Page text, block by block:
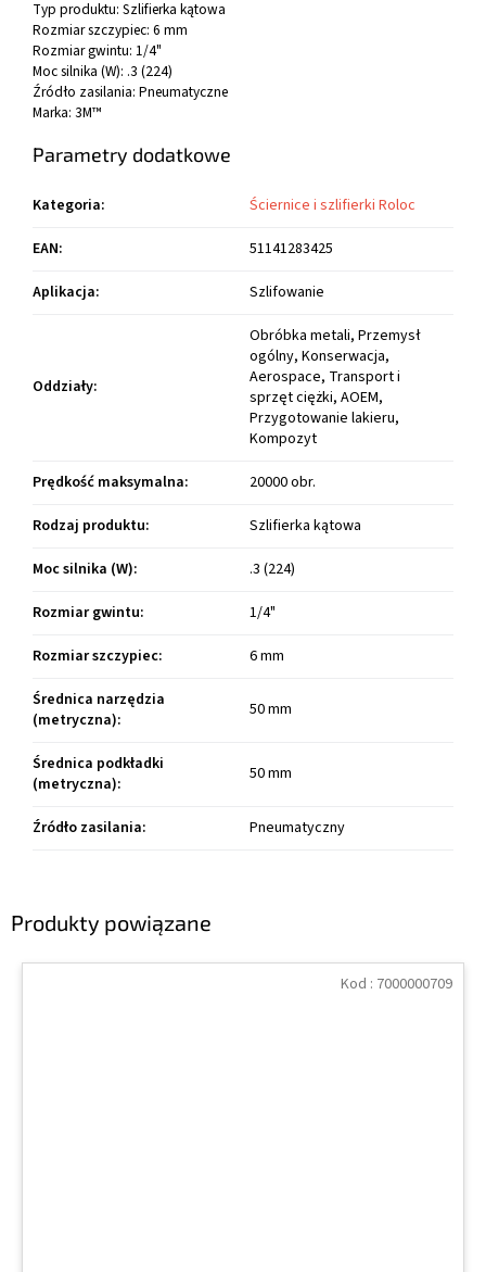
Produkty powiązane
Kod : 7000000709
Typ produktu: Szlifierka kątowa
Rozmiar szczypiec: 6 mm
Rozmiar gwintu: 1/4"
Moc silnika (W): .3 (224)
Źródło zasilania: Pneumatyczne
Marka: 3M™
Parametry dodatkowe
Kategoria:
Ściernice i szlifierki Roloc
EAN:
51141283425
Aplikacja: Szlifowanie
Oddziały:
Obróbka metali, Przemysł
ogólny, Konserwacja,
Aerospace, Transport i
sprzęt ciężki, AOEM,
Przygotowanie lakieru,
Kompozyt
Prędkość maksymalna:
20000 obr.
Rodzaj produktu:
Szlifierka kątowa
Moc silnika (W):
.3 (224)
Rozmiar gwintu:
1/4"
Rozmiar szczypiec:
6 mm
Średnica narzędzia
(metryczna): 50 mm
Średnica podkładki
(metryczna): 50 mm
Źródło zasilania: Pneumatyczny